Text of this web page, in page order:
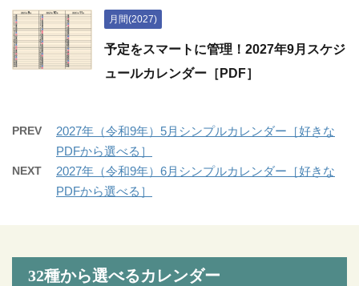
月間(2027)
予定をスマートに管理！2027年9月スケジ
ュールカレンダー［PDF］
PREV
2027年（令和9年）5月シンプルカレンダー［好きな
PDFから選べる］
NEXT
2027年（令和9年）6月シンプルカレンダー［好きな
PDFから選べる］
32種から選べるカレンダー